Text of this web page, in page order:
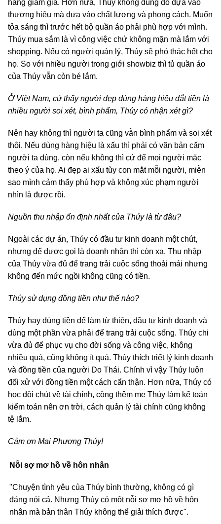
hàng giảm giá. Hơn nữa, Thúy không dùng đồ dựa vào
thương hiệu mà dựa vào chất lượng và phong cách. Muốn
tỏa sáng thì trước hết bộ quần áo phải phù hợp với mình.
Thúy mua sắm là vì công việc chứ không mặn mà lắm với
shopping. Nếu có người quản lý, Thúy sẽ phó thác hết cho
họ. So với nhiều người trong giới showbiz thì tủ quần áo
của Thúy vẫn còn bé lắm.
Ở Việt Nam, cứ thấy người đẹp dùng hàng hiệu đắt tiền là
nhiều người soi xét, bình phẩm, Thúy có nhận xét gì?
Nên hay không thì người ta cũng vẫn bình phẩm và soi xét
thôi. Nếu dùng hàng hiệu là xấu thì phải có văn bản cấm
người ta dùng, còn nếu không thì cứ để mọi người mặc
theo ý của họ. Ai đẹp ai xấu tùy con mắt mỗi người, miễn
sao mình cảm thấy phù hợp và không xúc phạm người
nhìn là được rồi.
Nguồn thu nhập ổn định nhất của Thúy là từ đâu?
Ngoài các dự án, Thúy có đầu tư kinh doanh một chút,
nhưng để được gọi là doanh nhân thì còn xa. Thu nhập
của Thúy vừa đủ để trang trải cuộc sống thoải mái nhưng
không đến mức ngồi không cũng có tiền.
Thúy sử dụng đồng tiền như thế nào?
Thúy hay dùng tiền để làm từ thiện, đầu tư kinh doanh và
dùng một phần vừa phải để trang trải cuộc sống. Thúy chi
vừa đủ để phục vụ cho đời sống và công việc, không
nhiều quá, cũng không ít quá. Thúy thích triết lý kinh doanh
và đồng tiền của người Do Thái. Chính vì vậy Thúy luôn
đối xử với đồng tiền một cách cẩn thận. Hơn nữa, Thúy có
học đôi chút về tài chính, cộng thêm mẹ Thúy làm kế toán
kiểm toán nên ơn trời, cách quản lý tài chính cũng không
tệ lắm.
Cảm ơn Mai Phương Thúy!
Nỗi sợ mơ hồ về hôn nhân
"Chuyện tình yêu của Thúy bình thường, không có gì
đáng nói cả. Nhưng Thúy có một nỗi sợ mơ hồ về hôn
nhân mà bản thân Thúy không thể giải thích được".